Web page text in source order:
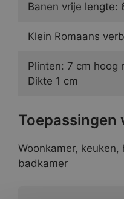
Banen vrije lengte:
Klein Romaans
Plinten: 7 cm hoog
Dikte 1 cm
Toepassingen
Woonkamer,
badkamer